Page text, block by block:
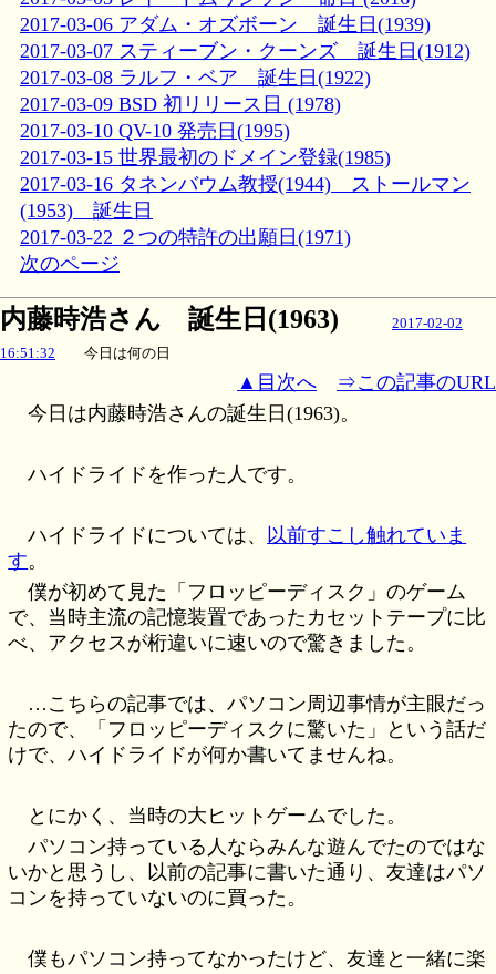
2017-03-06 アダム・オズボーン 誕生日(1939)
2017-03-07 スティーブン・クーンズ 誕生日(1912)
2017-03-08 ラルフ・ベア 誕生日(1922)
2017-03-09 BSD 初リリース日 (1978)
2017-03-10 QV-10 発売日(1995)
2017-03-15 世界最初のドメイン登録(1985)
2017-03-16 タネンバウム教授(1944) ストールマン
(1953) 誕生日
2017-03-22 ２つの特許の出願日(1971)
次のページ
内藤時浩さん 誕生日(1963)
2017-02-02
16:51:32 今日は何の日
▲目次へ
⇒この記事のURL
今日は内藤時浩さんの誕生日(1963)。
ハイドライドを作った人です。
ハイドライドについては、
以前すこし触れていま
す。
僕が初めて見た「フロッピーディスク」のゲーム
で、当時主流の記憶装置であったカセットテープに比
べ、アクセスが桁違いに速いので驚きました。
…こちらの記事では、パソコン周辺事情が主眼だっ
たので、「フロッピーディスクに驚いた」という話だ
けで、ハイドライドが何か書いてませんね。
とにかく、当時の大ヒットゲームでした。
パソコン持っている人ならみんな遊んでたのではな
いかと思うし、以前の記事に書いた通り、友達はパソ
コンを持っていないのに買った。
僕もパソコン持ってなかったけど、友達と一緒に楽